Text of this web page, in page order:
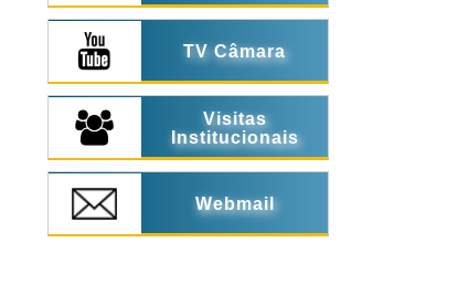
TV Câmara
Visitas
Institucionais
Webmail